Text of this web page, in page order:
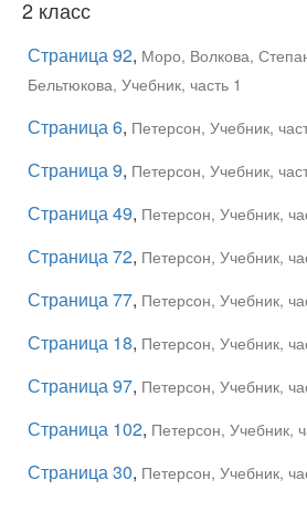
2 класс
Страница 92, Моро, Волкова,
Бельтюкова, Учебник, часть 1
Страница 6, Петерсон, Учебник,
Страница 9, Петерсон, Учебник,
Страница 49, Петерсон, Учебник,
Страница 72, Петерсон, Учебник,
Страница 77, Петерсон, Учебник,
Страница 18, Петерсон, Учебник,
Страница 97, Петерсон, Учебник,
Страница 102, Петерсон, Учебник,
Страница 30, Петерсон, Учебник,